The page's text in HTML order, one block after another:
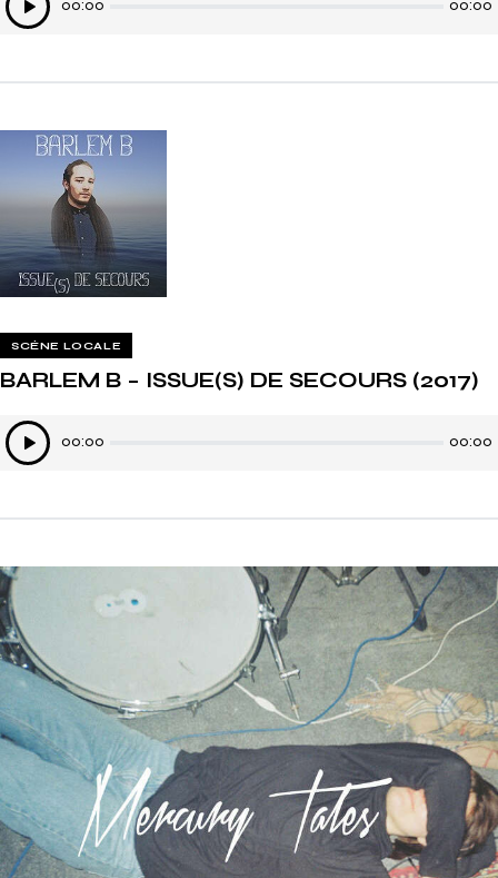
audio
00:00 00:00
SCÈNE LOCALE
BARLEM B – ISSUE(S) DE SECOURS (2017)
Lecteur
audio
00:00 00:00